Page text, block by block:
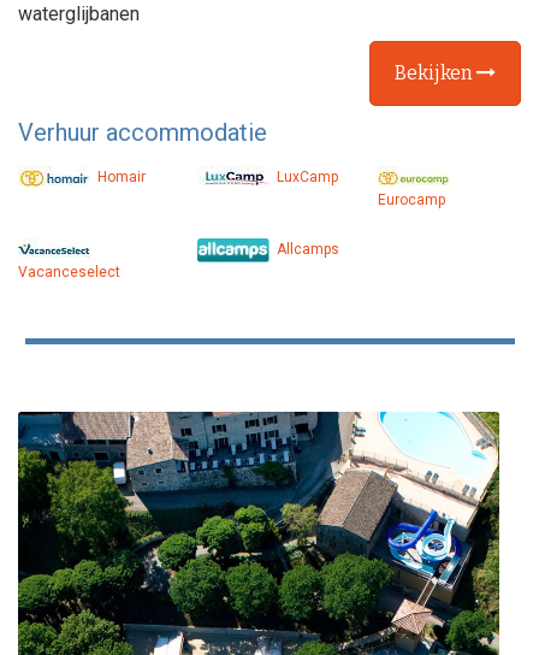
waterglijbanen
Bekijken
Verhuur accommodatie
Homair
LuxCamp
Eurocamp
Vacanceselect
Allcamps